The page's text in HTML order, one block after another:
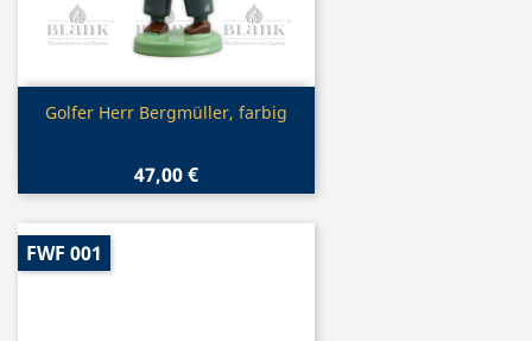
 Vorschau
Golfer Herr Bergmüller, farbig
47,00 €
FWF 001